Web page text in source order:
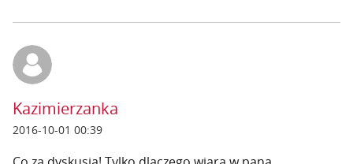
Kazimierzanka
2016-10-01 00:39